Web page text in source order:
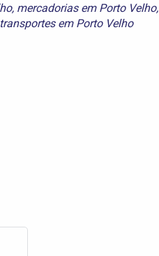
, mercadorias em Porto Velho,
transportes em Porto Velho